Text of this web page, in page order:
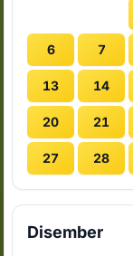
6 7
13 14
20 21
27 28
Disember